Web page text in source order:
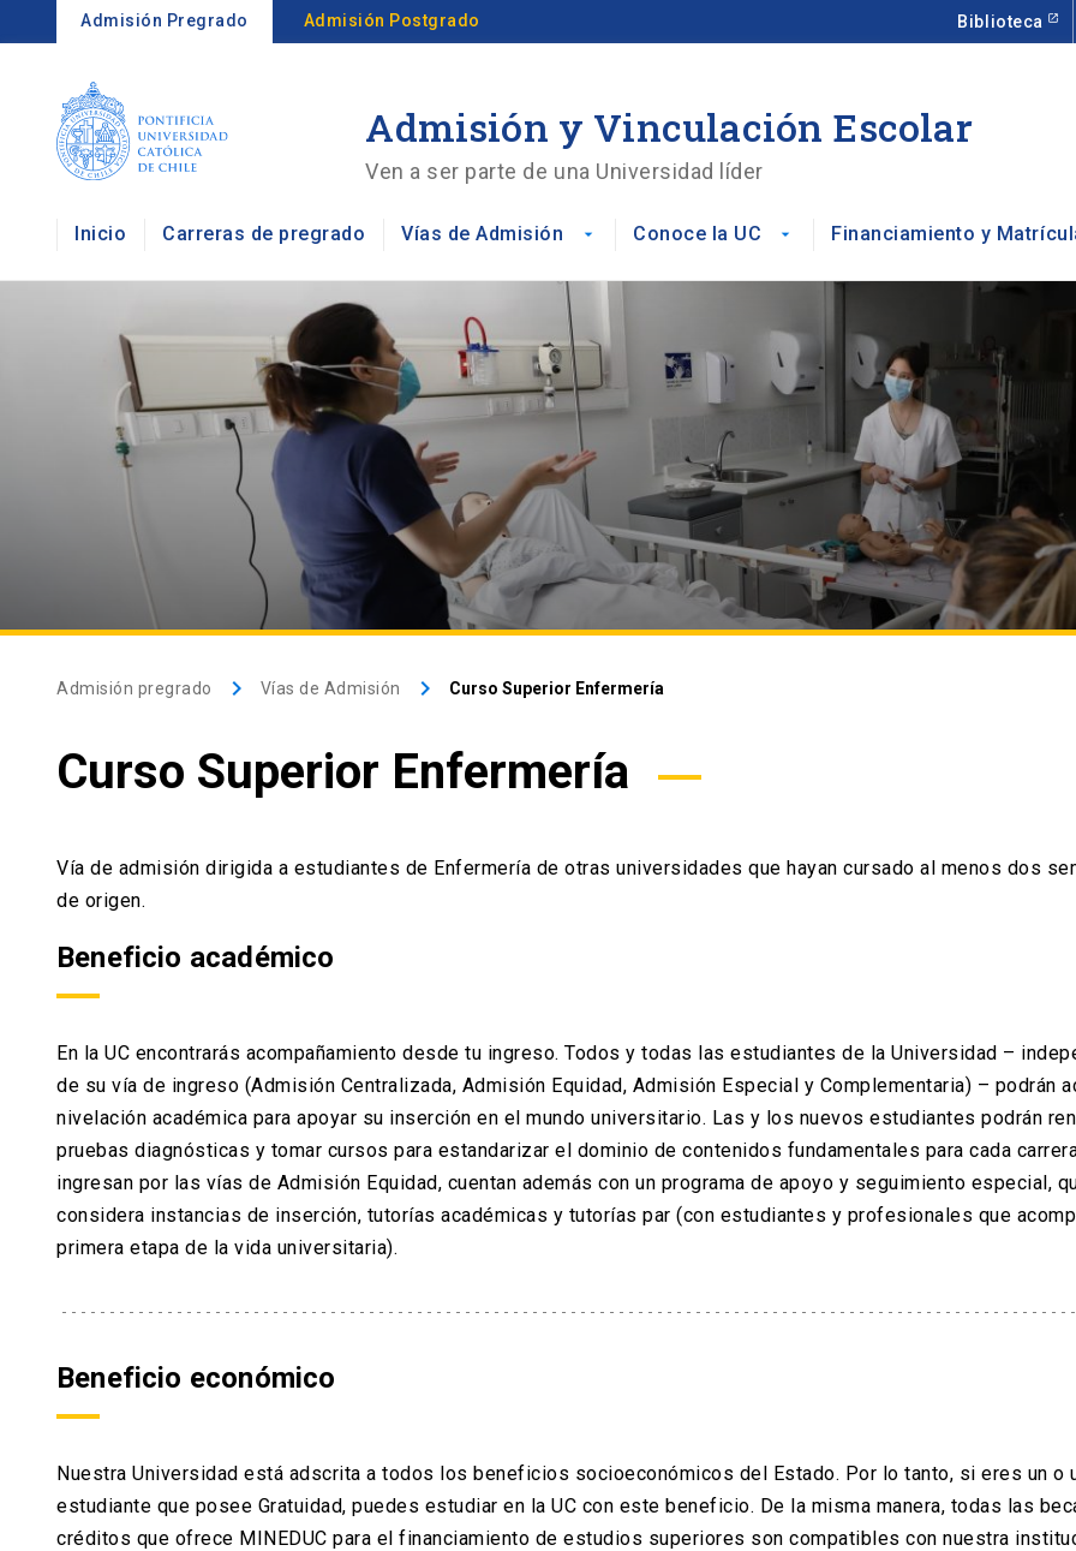
Admisión Pregrado Admisión Postgrado Biblioteca
Admisión y Vinculación Escolar
Ven a ser parte de una Universidad líder
Inicio Carreras de pregrado Vías de Admisión arrow_drop_down Conoce la UC arrow_drop_down Financiamiento y
Admisión pregrado keyboard_arrow_right Vías de Admisión keyboard_arrow_right Curso Superior Enfermería
Curso Superior Enfermería
Vía de admisión dirigida a estudiantes de Enfermería de otras universidades que hayan cursado al menos dos
de origen.
Beneficio académico
En la UC encontrarás acompañamiento desde tu ingreso. Todos y todas las estudiantes de la Universidad –
de su vía de ingreso (Admisión Centralizada, Admisión Equidad, Admisión Especial y Complementaria) – podrán
nivelación académica para apoyar su inserción en el mundo universitario. Las y los nuevos estudiantes podrán
pruebas diagnósticas y tomar cursos para estandarizar el dominio de contenidos fundamentales para cada
ingresan por las vías de Admisión Equidad, cuentan además con un programa de apoyo y seguimiento especial,
considera instancias de inserción, tutorías académicas y tutorías par (con estudiantes y profesionales que
primera etapa de la vida universitaria).
Beneficio económico
Nuestra Universidad está adscrita a todos los beneficios socioeconómicos del Estado. Por lo tanto, si eres un o
estudiante que posee Gratuidad, puedes estudiar en la UC con este beneficio. De la misma manera, todas las
créditos que ofrece MINEDUC para el financiamiento de estudios superiores son compatibles con nuestra